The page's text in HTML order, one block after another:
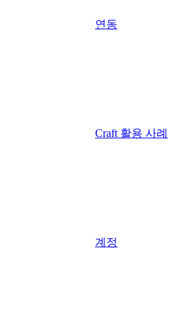
연동
Craft 활용 사례
계정